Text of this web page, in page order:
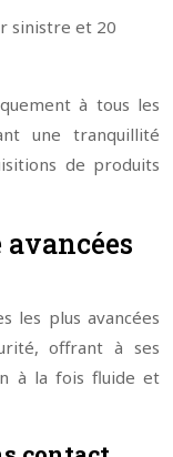
sinistre et 20
à tous les
une tranquillité
de produits
les plus avancées
offrant à ses
à la fois fluide et